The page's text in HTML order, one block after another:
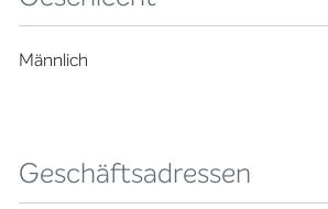
Männlich
Geschäftsadressen